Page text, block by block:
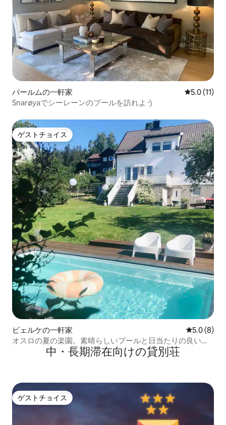
バールムの一軒家 レビュー11
5.0 (11)
Snarøyaでシーレーンのプールを訪れよう
ゲストチョイス
ゲストチョイス
ビェルケの一軒家 レビュー8
5.0 (8)
オスロの夏の楽園。素晴らしいプールと日当たりの良い庭
中・長期滞在向けの貸別荘
ゲストチョイス
ゲストチョイス